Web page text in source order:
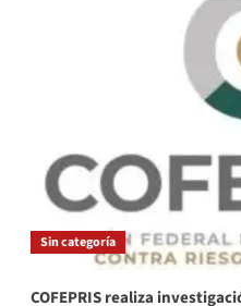
Sin categoría
COFEPRIS realiza